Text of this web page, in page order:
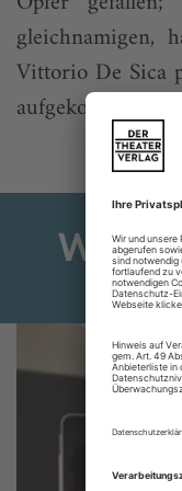
gleichnamigen,
Vittorio De Sica
aufgekocht